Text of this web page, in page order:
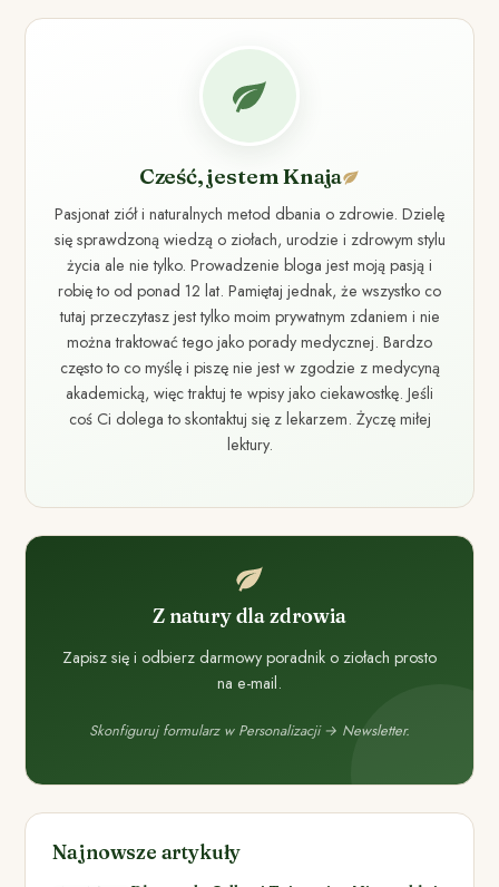
Cześć, jestem Knaja
Pasjonat ziół i naturalnych metod dbania o zdrowie. Dzielę
się sprawdzoną wiedzą o ziołach, urodzie i zdrowym stylu
życia ale nie tylko. Prowadzenie bloga jest moją pasją i
robię to od ponad 12 lat. Pamiętaj jednak, że wszystko co
tutaj przeczytasz jest tylko moim prywatnym zdaniem i nie
można traktować tego jako porady medycznej. Bardzo
często to co myślę i piszę nie jest w zgodzie z medycyną
akademicką, więc traktuj te wpisy jako ciekawostkę. Jeśli
coś Ci dolega to skontaktuj się z lekarzem. Życzę miłej
lektury.
Z natury dla zdrowia
Zapisz się i odbierz darmowy poradnik o ziołach prosto
na e-mail.
Skonfiguruj formularz w Personalizacji → Newsletter.
Najnowsze artykuły